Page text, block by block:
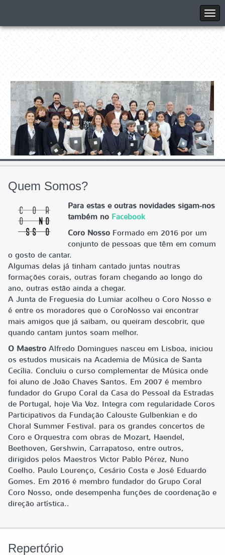
Quem Somos?
Para estas e outras novidades sigam-nos
também no Facebook
Coro Nosso Formado em 2016 por um
conjunto de pessoas que têm em comum
o gosto de cantar.
Algumas delas já tinham cantado juntas noutras
formações corais, outras foram chegando ao longo do
ano, outras estão ainda a chegar.
A Junta de Freguesia do Lumiar acolheu o Coro Nosso e
é entre os moradores que o CoroNosso vai encontrar
mais amigos que já saibam, ou queiram descobrir, que
quando cantam juntos soam melhor.
O Maestro Alfredo Domingues nasceu em Lisboa, iniciou
os estudos musicais na Academia de Música de Santa
Cecília. Concluiu o curso complementar de Música onde
foi aluno de João Chaves Santos. Em 2007 é membro
fundador do Grupo Coral da Casa do Pessoal da Estradas
de Portugal, hoje Via Voz. Integra com regularidade Coros
Participativos da Fundação Calouste Gulbenkian e do
Choral Summer Festival. para os grandes concertos de
Coro e Orquestra com obras de Mozart, Haendel,
Beethoven, Gershwin, Carrapatoso, entre outros,
dirigidos pelos Maestros Victor Pablo Pérez, Nuno
Coelho. Paulo Lourenço, Cesário Costa e José Eduardo
Gomes. Em 2016 é membro fundador do Grupo Coral
Coro Nosso, onde desempenha funções de coordenação e
direção artística..
Repertório